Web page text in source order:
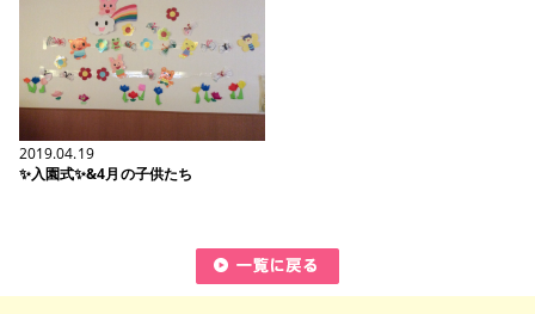
2019.04.19
✨入園式✨&4月の子供たち